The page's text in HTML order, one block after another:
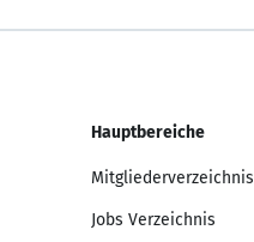
Hauptbereiche
Mitgliederverzeichnis
Jobs Verzeichnis